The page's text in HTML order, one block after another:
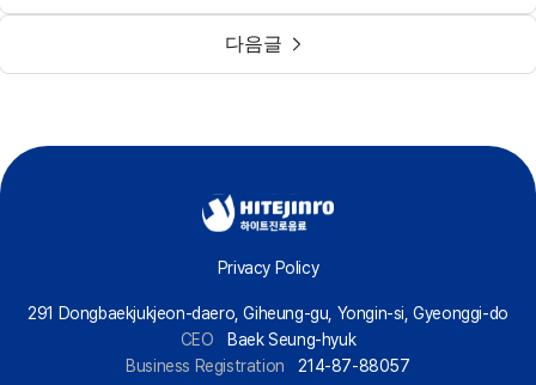
다음글
Privacy Policy
291 Dongbaekjukjeon-daero, Giheung-gu, Yongin-si, Gyeonggi-do
CEO
Baek Seung-hyuk
Business Registration
214-87-88057